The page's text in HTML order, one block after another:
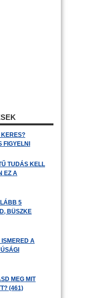
FIGYELNI
TUDÁS KELL
EZ A
5
BÜSZKE
ISMERED A
MEG MIT
(461)